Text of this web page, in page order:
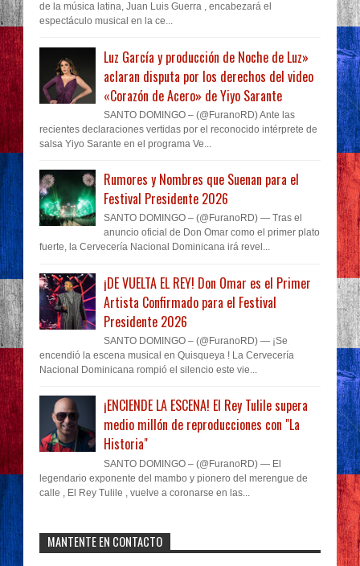
de la música latina, Juan Luis Guerra , encabezará el
espectáculo musical en la ce...
Luz García y producción de Noche de Luz»
aclaran disputa por los derechos del video
«Corazón de Acero» de Yiyo Sarante
SANTO DOMINGO – (@FuranoRD) Ante las
recientes declaraciones vertidas por el reconocido intérprete de
salsa Yiyo Sarante en el programa Ve...
Rumores y Nombres que Suenan para el
Festival Presidente 2026
SANTO DOMINGO – (@FuranoRD) — Tras el
anuncio oficial de Don Omar como el primer plato
fuerte, la Cervecería Nacional Dominicana irá revel...
¡DE VUELTA EL REY! Don Omar es el Primer
Artista Confirmado para el Festival
Presidente 2026
SANTO DOMINGO – (@FuranoRD) — ¡Se
encendió la escena musical en Quisqueya ! La Cervecería
Nacional Dominicana rompió el silencio este vie...
¡ENCIENDE LA ESCENA! El Rey Tulile supera
medio millón de reproducciones con "La
Historia"
SANTO DOMINGO – (@FuranoRD) — El
legendario exponente del mambo y pionero del merengue de
calle , El Rey Tulile , vuelve a coronarse en las...
MANTENTE EN CONTACTO